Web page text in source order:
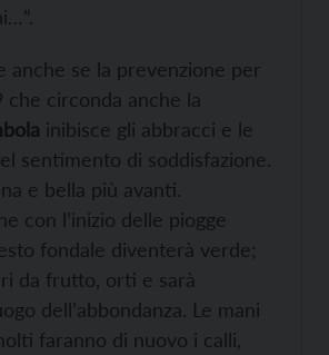
anche se la prevenzione per
che circonda anche la
inibisce gli abbracci e le
sentimento di soddisfazione.
e bella più avanti.
con l’inizio delle piogge
fondale diventerà verde;
da frutto, orti e sarà
dell’abbondanza. Le mani
faranno di nuovo i calli,